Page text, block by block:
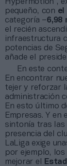
Hypermotion”,
pequeño, con el
categoría –6,98
el recién
infraestructura
potencias de
añade el
En este
En encontrar
tejer y reforzar
administración
En esto último
Empresas. Y
sintonía tras las
presencia del
LaLiga exige
por ejemplo, los
mejorar el